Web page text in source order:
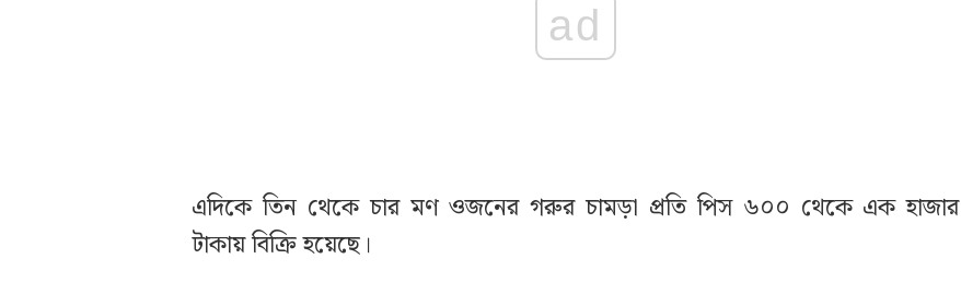
ad
এদিকে তিন থেকে চার মণ ওজনের গরুর চামড়া প্রতি পিস ৬০০ থেকে এক হাজার
টাকায় বিক্রি হয়েছে।